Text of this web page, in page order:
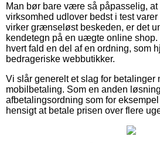
Man bør bare være så påpasselig,
virksomhed udlover bedst i test
virker grænseløst beskeden, er det
kendetegn på en uægte online shop.
hvert fald en del af en ordning, som
bedrageriske webbutikker.
Vi slår generelt et slag for betalinger
mobilbetaling. Som en anden
afbetalingsordning som for
hensigt at betale prisen over flere